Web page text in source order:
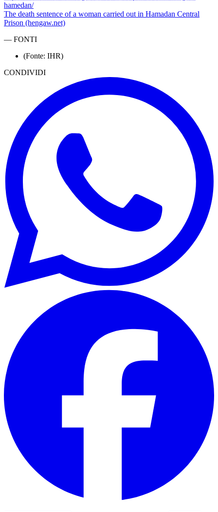
hamedan/
The death sentence of a woman carried out in Hamadan Central
Prison (hengaw.net)
— FONTI
(Fonte: IHR)
CONDIVIDI